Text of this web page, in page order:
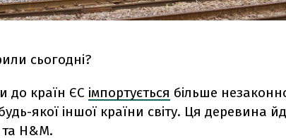
сьогодні?
до країн ЄС імпортується більше
якої іншої країни світу. Ця деревина
H&M.